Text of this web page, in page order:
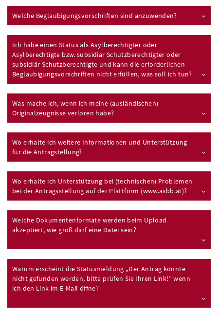
Welche Beglaubigungsvorschriften sind anzuwenden?
Ich habe einen Status als Asylberechtigter oder
Asylberechtigte bzw. subsidiär Schutzberechtigter oder
subsidiär Schutzberechtigte und kann die erforderlichen
Beglaubigungsvorschriften nicht erfüllen, was soll ich tun?
Was mache ich, wenn ich meine (ausländischen)
Originalzeugnisse verloren habe?
Wo erhalte ich weitere Informationen und Unterstützung
für die Antragstellung?
Wo erhalte ich Unterstützung bei (technischen) Problemen
bei der Antragsstellung auf der Plattform (www.asbb.at)?
Welche Dokumentenformate werden beim Upload
akzeptiert, wie groß darf eine Datei sein?
Warum erscheint die Statusmeldung „Der Antrag konnte
nicht gefunden werden, bitte prüfen Sie Ihren Link!” wenn
ich den Link im E-Mail öffne?